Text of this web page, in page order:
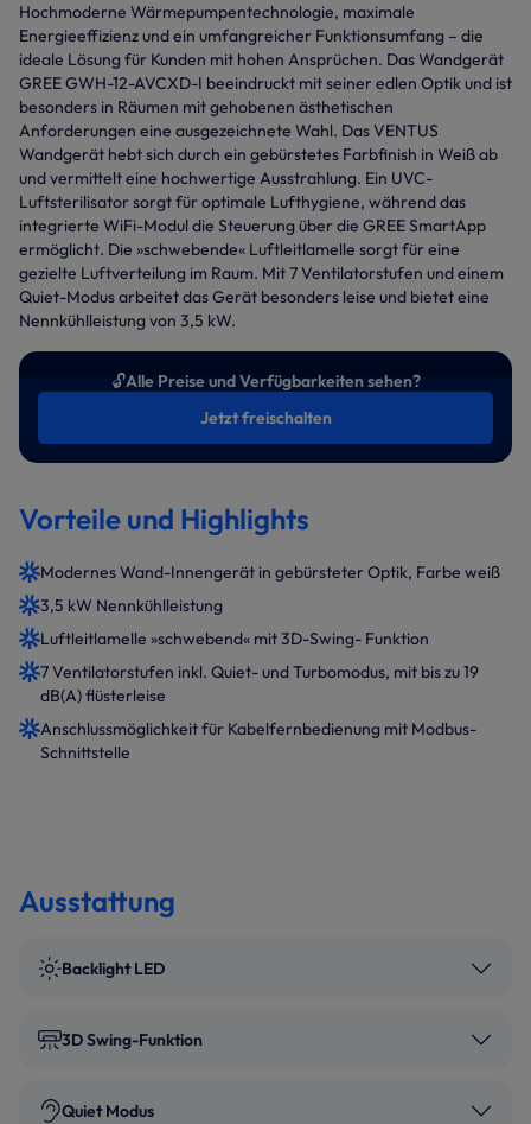
Hochmoderne Wärmepumpentechnologie, maximale
Energieeffizienz und ein umfangreicher Funktionsumfang – die
ideale Lösung für Kunden mit hohen Ansprüchen. Das Wandgerät
GREE GWH-12-AVCXD-I beeindruckt mit seiner edlen Optik und ist
besonders in Räumen mit gehobenen ästhetischen
Anforderungen eine ausgezeichnete Wahl. Das VENTUS
Wandgerät hebt sich durch ein gebürstetes Farbfinish in Weiß ab
und vermittelt eine hochwertige Ausstrahlung. Ein UVC-
Luftsterilisator sorgt für optimale Lufthygiene, während das
integrierte WiFi-Modul die Steuerung über die GREE SmartApp
ermöglicht. Die »schwebende« Luftleitlamelle sorgt für eine
gezielte Luftverteilung im Raum. Mit 7 Ventilatorstufen und einem
Quiet-Modus arbeitet das Gerät besonders leise und bietet eine
Nennkühlleistung von 3,5 kW.
🔓Alle Preise und Verfügbarkeiten sehen?
Jetzt freischalten
Vorteile und Highlights
Modernes Wand-Innengerät in gebürsteter Optik, Farbe weiß
3,5 kW Nennkühlleistung
Luftleitlamelle »schwebend« mit 3D-Swing- Funktion
7 Ventilatorstufen inkl. Quiet- und Turbomodus, mit bis zu 19
dB(A) flüsterleise
Anschlussmöglichkeit für Kabelfernbedienung mit Modbus-
Schnittstelle
Ausstattung
Backlight LED
3D Swing-Funktion
Quiet Modus